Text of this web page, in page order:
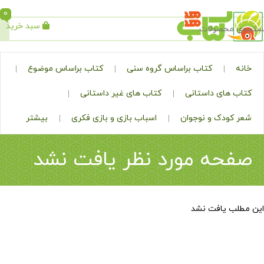
جستجو سبد خرید
0
کتاب براساس گروه سنی کتاب براساس موضوع
داستانی کتاب های غیر داستانی
و نوجوان اسباب بازی و بازی فکری بیشتر
مورد نظر یافت نشد
نشد